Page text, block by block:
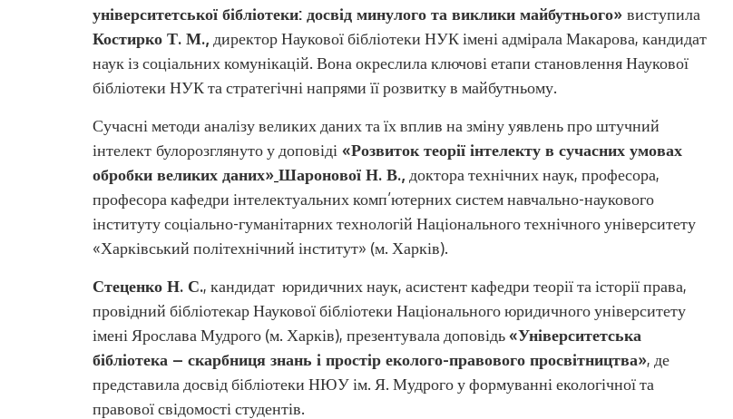
університетської бібліотеки: досвід минулого та виклики майбутнього» виступила
Костирко Т. М., директор Наукової бібліотеки НУК імені адмірала Макарова, кандидат
наук із соціальних комунікацій. Вона окреслила ключові етапи становлення Наукової
бібліотеки НУК та стратегічні напрями її розвитку в майбутньому.
Сучасні методи аналізу великих даних та їх вплив на зміну уявлень про штучний
інтелект булорозглянуто у доповіді «Розвиток теорії інтелекту в сучасних умовах
обробки великих даних» Шаронової Н. В., доктора технічних наук, професора,
професора кафедри інтелектуальних комп’ютерних систем навчально-наукового
інституту соціально-гуманітарних технологій Національного технічного університету
«Харківський політехнічний інститут» (м. Харків).
Стеценко Н. С., кандидат юридичних наук, асистент кафедри теорії та історії права,
провідний бібліотекар Наукової бібліотеки Національного юридичного університету
імені Ярослава Мудрого (м. Харків), презентувала доповідь«Університетська
бібліотека – скарбниця знань і простір еколого-правового просвітництва», де
представила досвід бібліотеки НЮУ ім. Я. Мудрого у формуванні екологічної та
правової свідомості студентів.